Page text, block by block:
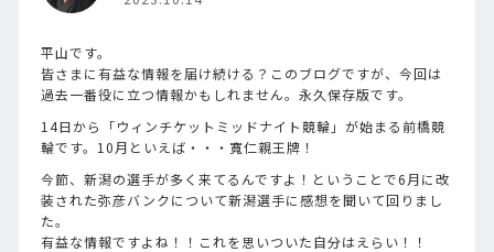
平山です。
皆さまに有益な情報を届け続ける？このブログですが、今回は
過去一番役に立つ情報かもしれません。永久保存版です。
14日から「ウィンチケットミッドナイト競輪」が始まる前橋競
輪です。10月といえば・・・寬仁親王牌！
今節、新潟の選手が多く来てるんですよ！ということで6月に改
装された弥彦バンクについて新潟選手に感想を聞いて回りまし
た。
有益な情報ですよね！！これを思いついた自分はえらい！！